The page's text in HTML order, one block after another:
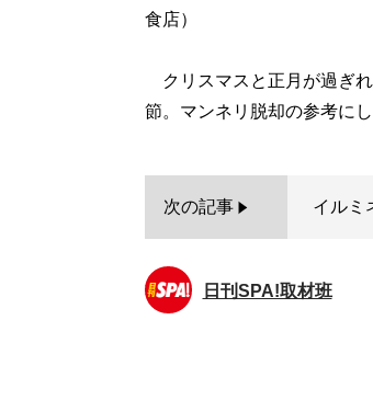
食店）
クリスマスと正月が過ぎ
次の記事 イルミ
日刊SPA!取材班